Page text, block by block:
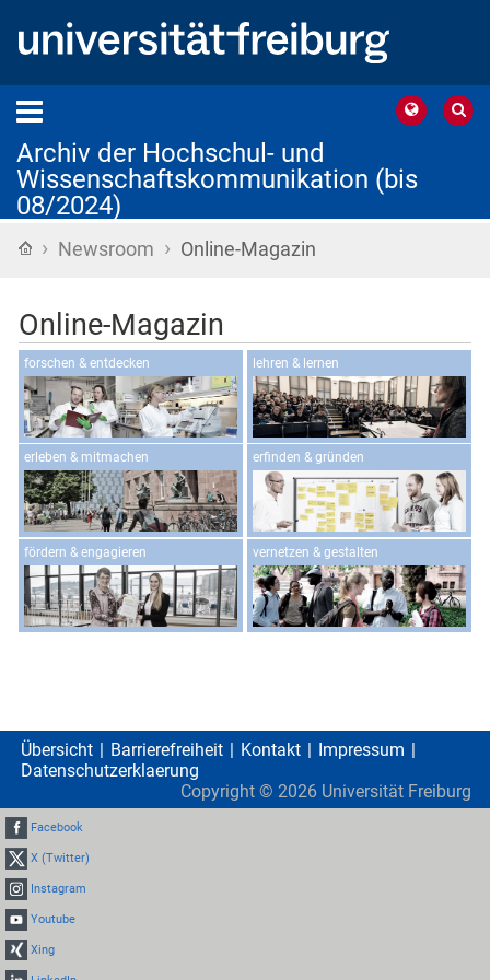
Archiv der Hochschul- und
Wissenschaftskommunikation (bis
08/2024)
Startseite
› Newsroom › Online-Magazin
Online-Magazin
Online-Magazin
forschen & entdecken lehren & lernen
erleben & mitmachen erfinden & gründen
fördern & engagieren vernetzen & gestalten
Übersicht Barrierefreiheit Kontakt
Impressum
Datenschutzerklaerung
Copyright © 2026 Universität Freiburg
Facebook
X (Twitter)
Instagram
Youtube
Xing